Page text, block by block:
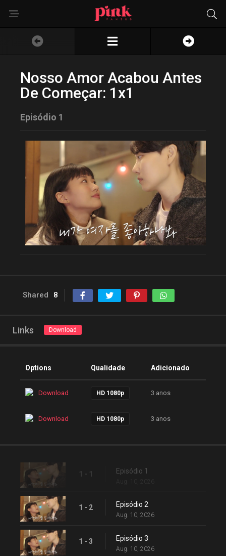
Nosso Amor Acabou Antes
De Começar: 1x1
Episódio 1
Shared 8
Links Download
Options Qualidade Adicionado
Download HD 1080p 3 anos
Download HD 1080p 3 anos
1 - 1 Episódio 1
1 - 2 Episódio 2
Aug. 10, 2026
1 - 3 Episódio 3
Aug. 10, 2026